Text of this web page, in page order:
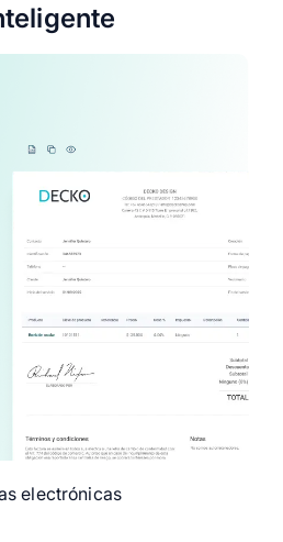
electrónicas